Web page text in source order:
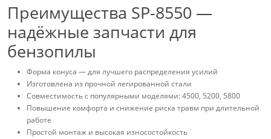
Преимущества SP-8550 —
надёжные запчасти для
бензопилы
Форма конуса — для лучшего распределения усилий
Изготовлена из прочной легированной стали
Совместимость с популярными моделями: 4500, 5200, 5800
Повышение комфорта и снижение риска травм при длительной
работе
Простой монтаж и высокая износостойкость